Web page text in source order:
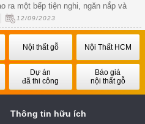
ra một bếp tiện nghi, ngăn nắp và
12/09/2023
Nội thất gỗ Nội Thất HCM
Dự án
đã thi công
Báo giá
nội thất gỗ
Thông tin hữu ích